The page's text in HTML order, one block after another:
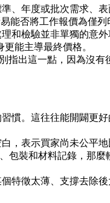
、年度或批次需求、
否將工作報價為僅
檢驗並非單獨的意
能主導最終價格。
出這一點，因為沒
慣。這往往能開闢更
，表示買家尚未公平地
、包裝和材料記錄，那
特徵太薄、支撐去除